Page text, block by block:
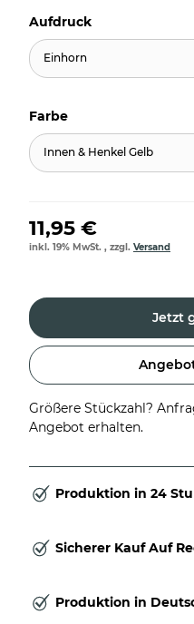
Aufdruck
Einhorn
Farbe
Innen & Henkel Gelb
11,95 €
inkl. 19% MwSt. , zzgl. Versand
Jetzt
Größere Stückzahl?
Angebot erhalten.
Produktion in 24
Sicherer Kauf Auf
Produktion in